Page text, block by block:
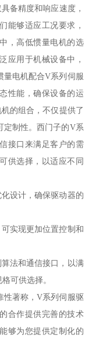
备精度和响应速度，
能够适应工况要求，
，高低惯量电机的选
应用于机械设备中，
量电机配合V系列伺服
性能，确保设备的运
的组合，不仅提供了
定制性。西门子的V系
接口来满足客户的需
供选择，以适应不同
设计，确保驱动器的
实现更加位置控制和
法和通信接口，以满
可供选择。
性著称，V系列伺服驱
合作提供完善的技术
够为您提供定制化的